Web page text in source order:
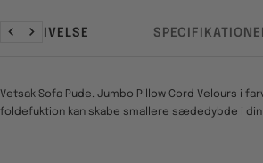
BESKRIVELSE
ForrigeNæste
Vetsak Sofa Pude. Jumbo Pillow Cord Velours i
foldefuktion kan skabe smallere sædedybde i din